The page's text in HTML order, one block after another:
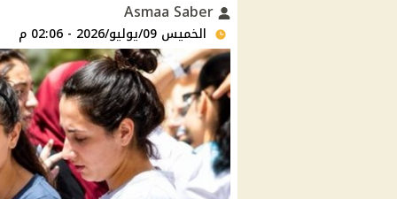
الخميس 09/يوليو/2026 - 02:06 م